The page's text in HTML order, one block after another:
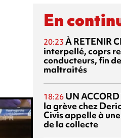
En
20:23 À RETENIR
interpellé, coprs
conducteurs, fin
maltraités
18:26 UN
la grève chez
Civis appelle à
de la collecte